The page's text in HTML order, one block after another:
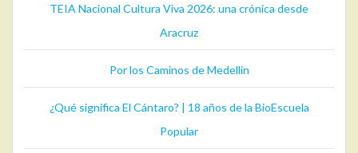
TEIA Nacional Cultura Viva 2026: una crónica desde
Aracruz
Por los Caminos de Medellin
¿Qué significa El Cántaro? | 18 años de la BioEscuela
Popular